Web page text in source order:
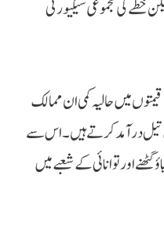
خطے کی مجموعی سیکیورٹی
میں حالیہ کمی ان ممالک
تیل درآمد کرتے ہیں۔ اس سے
اور توانائی کے شعبے میں